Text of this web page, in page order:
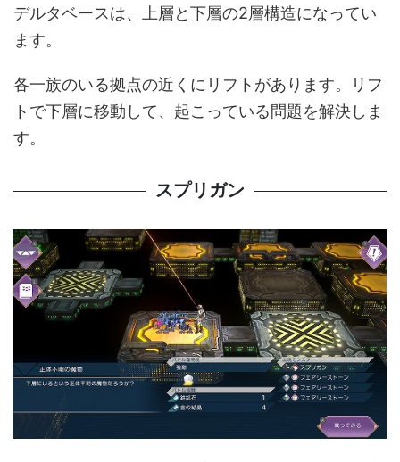
デルタベースは、上層と下層の2層構造になってい
ます。
各一族のいる拠点の近くにリフトがあります。リフ
トで下層に移動して、起こっている問題を解決しま
す。
スプリガン